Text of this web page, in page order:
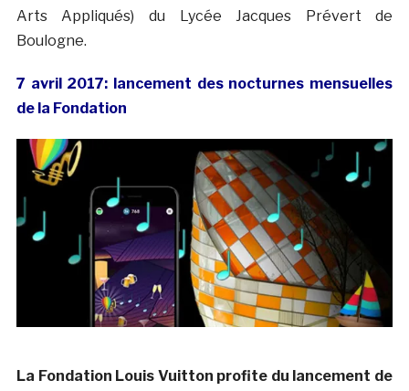
Arts Appliqués) du Lycée Jacques Prévert de
Boulogne.
7 avril 2017: lancement des nocturnes mensuelles
de la Fondation
La Fondation Louis Vuitton profite du lancement de